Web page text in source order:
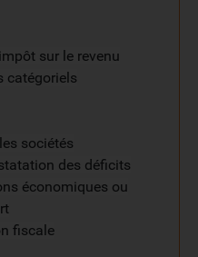
sur le revenu
catégoriels
sociétés
des déficits
économiques ou
fiscale